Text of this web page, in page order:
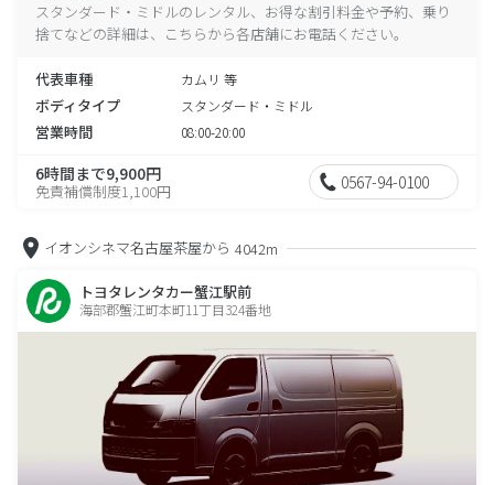
スタンダード・ミドルのレンタル、お得な割引料金や予約、乗り
捨てなどの詳細は、こちらから各店舗にお電話ください。
代表車種 カムリ 等
ボディタイプ スタンダード・ミドル
営業時間 08:00-20:00
6時間まで9,900円
免責補償制度1,100円 0567-94-0100
イオンシネマ名古屋茶屋から 4042m
トヨタレンタカー蟹江駅前
海部郡蟹江町本町11丁目324番地